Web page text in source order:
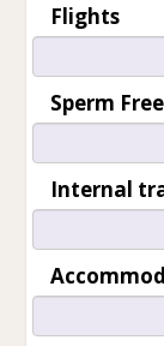
Flights
Sperm
Internal